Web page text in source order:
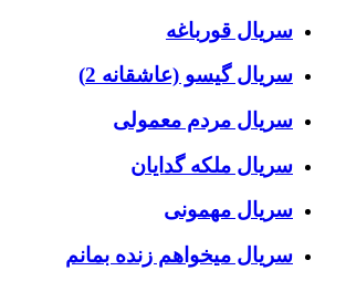
سریال قورباغه
سریال گیسو (عاشقانه 2)
سریال مردم معمولی
سریال ملکه گدایان
سریال مهمونی
سریال میخواهم زنده بمانم